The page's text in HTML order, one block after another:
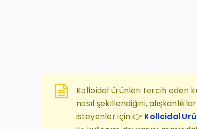
Kolloidal ürünleri tercih eden
nasıl şekillendiğini,
isteyenler için 👉 Kolloidal